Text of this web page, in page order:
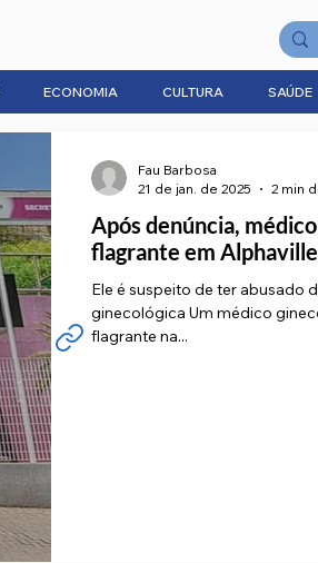
ECONOMIA CULTURA SAÚDE
Após denúncia,
flagrante em Alphaville
Ele é suspeito de ter abusado
ginecológica Um médico
flagrante na...
Fau Barbosa
21 de jan. de 2025
2 min